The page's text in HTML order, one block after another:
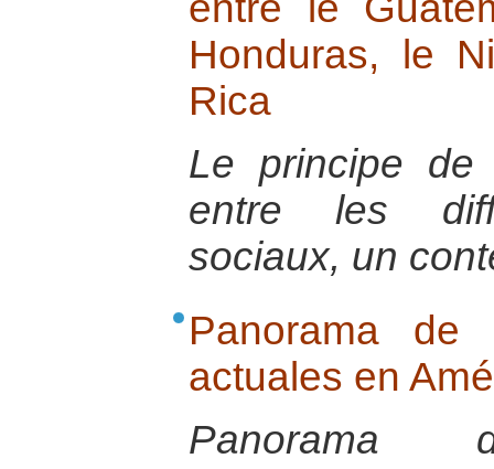
Honduras, le
Rica
Le principe de
entre les
sociaux, un
Panorama de
actuales en
Panorama